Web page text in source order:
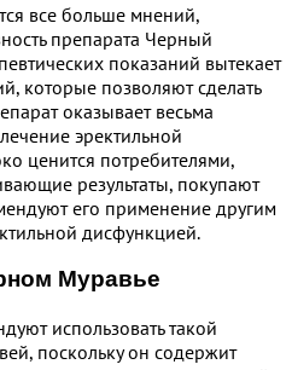
все больше мнений,
препарата Черный
показаний вытекает
которые позволяют сделать
оказывает весьма
эректильной
ценится потребителями,
результаты, покупают
его применение другим
дисфункцией.
Муравье
использовать такой
поскольку он содержит